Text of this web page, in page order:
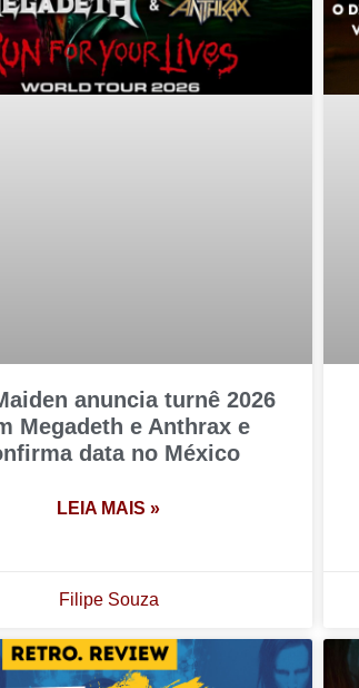
anuncia turnê 2026
Megadeth e Anthrax e
data no México
LEIA MAIS »
Filipe Souza